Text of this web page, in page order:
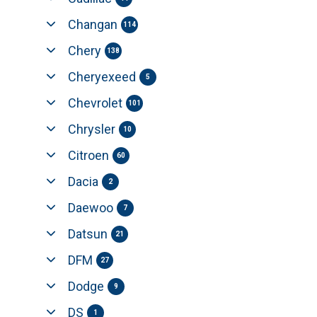
Changan 114
Chery 138
Cheryexeed 5
Chevrolet 101
Chrysler 10
Citroen 60
Dacia 2
Daewoo 7
Datsun 21
DFM 27
Dodge 9
DS 1